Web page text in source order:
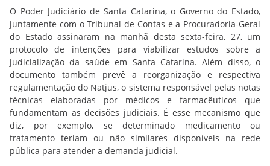
O Poder Judiciário de Santa Catarina, o Governo do Estado,
juntamente com o Tribunal de Contas e a Procuradoria-Geral
do Estado assinaram na manhã desta sexta-feira, 27, um
protocolo de intenções para viabilizar estudos sobre a
judicialização da saúde em Santa Catarina. Além disso, o
documento também prevê a reorganização e respectiva
regulamentação do Natjus, o sistema responsável pelas notas
técnicas elaboradas por médicos e farmacêuticos que
fundamentam as decisões judiciais. É esse mecanismo que
diz, por exemplo, se determinado medicamento ou
tratamento teriam ou não similares disponíveis na rede
pública para atender a demanda judicial.